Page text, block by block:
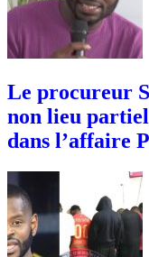
Le procureur
non lieu
dans l’affaire